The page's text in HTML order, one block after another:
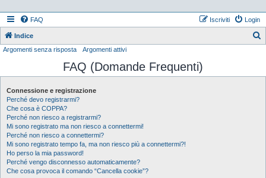
FAQ Login
Iscriviti
Indice
c
Argomenti senza risposta Argomenti attivi
FAQ (Domande Frequenti)
Connessione e registrazione
Perché devo registrarmi?
Che cosa è COPPA?
Perché non riesco a registrarmi?
Mi sono registrato ma non riesco a connettermi!
Perché non riesco a connettermi?
Mi sono registrato tempo fa, ma non riesco più a connettermi?!
Ho perso la mia password!
Perché vengo disconnesso automaticamente?
Che cosa provoca il comando “Cancella cookie”?